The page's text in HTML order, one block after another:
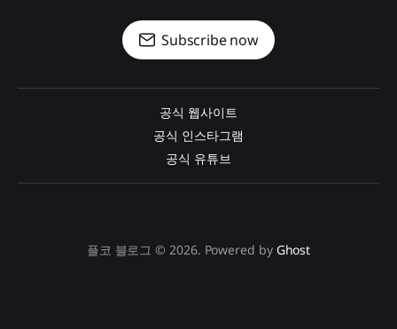
Subscribe now
공식 웹사이트
공식 인스타그램
공식 유튜브
플코 블로그 © 2026. Powered by Ghost